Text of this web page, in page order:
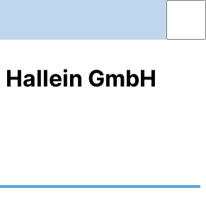
Hallein GmbH